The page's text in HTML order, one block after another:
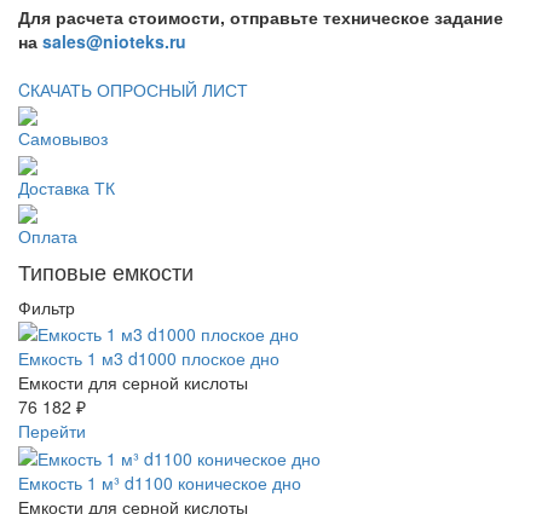
Для расчета стоимости, отправьте техническое задание
на sales@nioteks.ru
CКАЧАТЬ ОПРОСНЫЙ ЛИСТ
Самовывоз
Доставка ТК
Оплата
Типовые емкости
Фильтр
Емкость 1 м3 d1000 плоское дно
Емкости для серной кислоты
76 182 ₽
Перейти
Емкость 1 м³ d1100 коническое дно
Емкости для серной кислоты